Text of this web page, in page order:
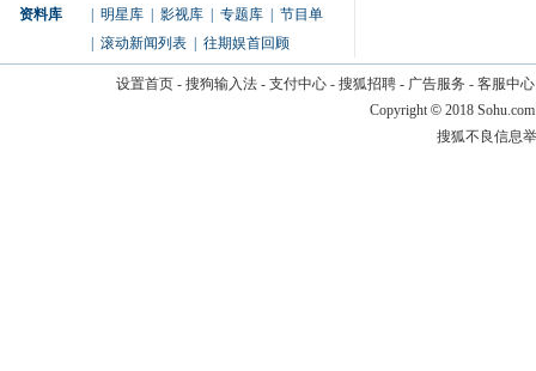
资料库 明星库 影视库 专题库
节目单
滚动新闻列表 往期娱首回顾
设置首页- 搜狗输入法- 支付中心- 搜狐招聘- 广告服务 - 客服中心
Copyright © 2018
搜狐不良信息